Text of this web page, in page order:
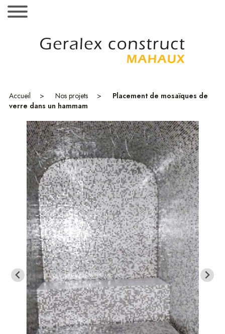
Références
Showroom
Contact
Accueil Nos projets
Placement de mosaïques de
verre dans un hammam